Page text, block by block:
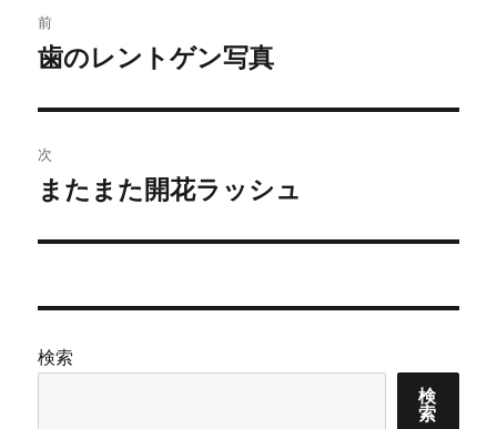
稿
ビ
ゲ
ー
ン
前
前
投
稿:
歯のレントゲン写真
次
次
投
またまた開花ラッシュ
検索
検
索